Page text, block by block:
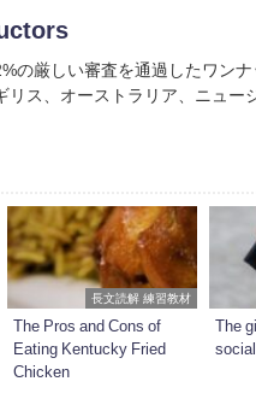
の厳しい審査を通過したワン
リス、オーストラリア、ニュー
長文読解 練習教材
The Pros and Cons of
Eating Kentucky Fried
Chicken
The